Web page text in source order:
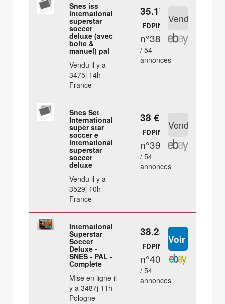
Snes iss
international
superstar
soccer
deluxe (avec
boite &
manuel) pal
Vendu il y a
3475j 14h
France
35.17 €
FDPIN
n°38
/ 54
annonces
Snes Set
International
super star
soccer e
international
superstar
soccer
deluxe
Vendu il y a
3529j 10h
France
38 €
FDPIN
n°39
/ 54
annonces
International
Superstar
Soccer
Deluxe -
SNES - PAL -
Complete
Mise en ligne il
y a 3487j 11h
Pologne
38.25 €
FDPIN
n°40
/ 54
annonces